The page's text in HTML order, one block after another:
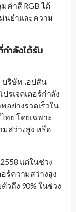
ค่าสี RGB ได้
นยำและความ
กำลังได้รับ
บริษัท เอปสัน
ปรเจคเตอร์กำลัง
อย่างรวดเร็วใน
ทย โดยเฉพาะ
มสว่างสูง หรือ
แต่ในช่วง
อร์ความสว่างสูง
วถึง 90% ในช่วง